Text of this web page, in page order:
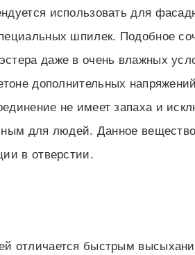
использовать для
шпилек. Подобное
даже в очень влажных
дополнительных
не имеет запаха и
для людей. Данное
в отверстии.
отличается быстрым